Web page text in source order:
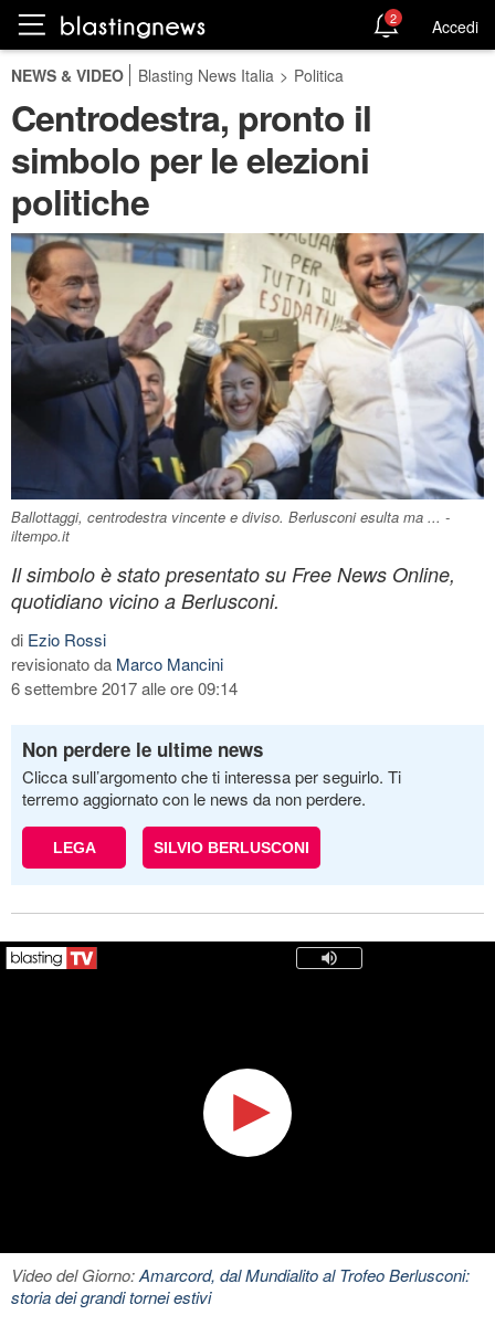
2 Accedi
NEWS & VIDEO Blasting News Italia > Politica
Centrodestra, pronto il
simbolo per le elezioni
politiche
Ballottaggi, centrodestra vincente e diviso. Berlusconi esulta ma ... -
iltempo.it
Il simbolo è stato presentato su Free News Online,
quotidiano vicino a Berlusconi.
di Ezio Rossi
revisionato da Marco Mancini
6 settembre 2017 alle ore 09:14
Non perdere le ultime news
Clicca sull’argomento che ti interessa per seguirlo. Ti
terremo aggiornato con le news da non perdere.
LEGA SILVIO BERLUSCONI
Video del Giorno:Amarcord, dal Mundialito al Trofeo Berlusconi:
storia dei grandi tornei estivi